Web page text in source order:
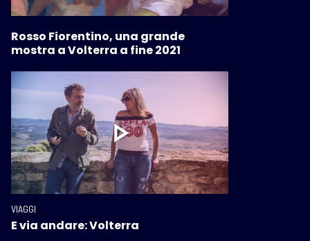
Rosso Fiorentino, una grande
mostra a Volterra a fine 2021
VIAGGI
E via andare: Volterra